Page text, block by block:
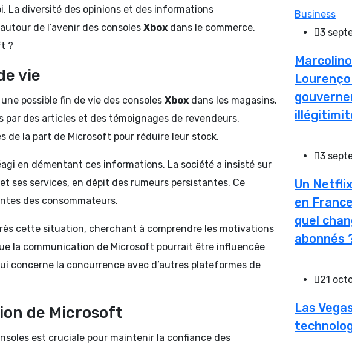
La diversité des opinions et des informations
de l’avenir des consoles Xbox dans le commerce.
?
vie
possible fin de vie des consoles Xbox dans les magasins.
par des articles et des témoignages de revendeurs.
de la part de Microsoft pour réduire leur stock.
en démentant ces informations. La société a insisté sur
ses services, en dépit des rumeurs persistantes. Ce
des consommateurs.
cette situation, cherchant à comprendre les motivations
la communication de Microsoft pourrait être influencée
concerne la concurrence avec d’autres plateformes de
de Microsoft
est cruciale pour maintenir la confiance des
Business
3
3
Un
en
quel
abonnés
21
Las